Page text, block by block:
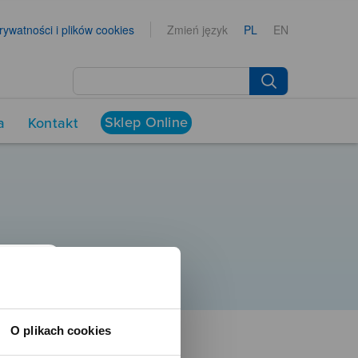
O plikach cookies
i plików cookies Zmień język PL EN
Kontakt Sklep Online